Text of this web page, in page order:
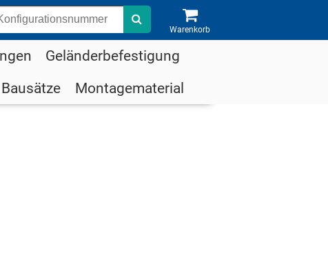
Warenkorb
Geländerbefestigung
Bausätze Montagematerial